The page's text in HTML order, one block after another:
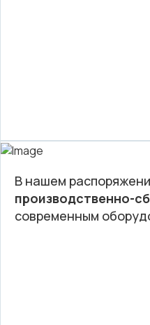
В нашем
производственно-
современным